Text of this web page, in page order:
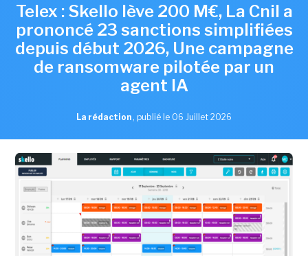
Telex : Skello lève 200 M€, La Cnil a
prononcé 23 sanctions simplifiées
depuis début 2026, Une campagne
de ransomware pilotée par un
agent IA
La rédaction , publié le 06 Juillet 2026